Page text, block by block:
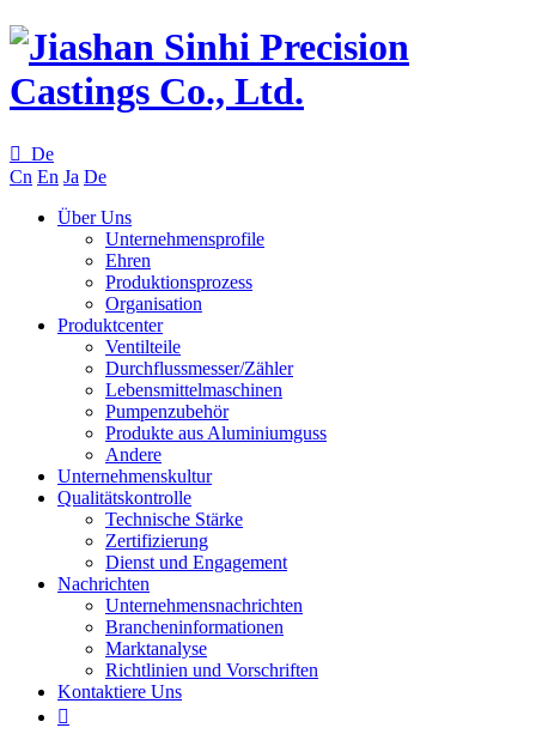
 De
Cn En Ja De
Über Uns
Unternehmensprofile
Ehren
Produktionsprozess
Organisation
Produktcenter
Ventilteile
Durchflussmesser/Zähler
Lebensmittelmaschinen
Pumpenzubehör
Produkte aus Aluminiumguss
Andere
Unternehmenskultur
Qualitätskontrolle
Technische Stärke
Zertifizierung
Dienst und Engagement
Nachrichten
Unternehmensnachrichten
Brancheninformationen
Marktanalyse
Richtlinien und Vorschriften
Kontaktiere Uns
